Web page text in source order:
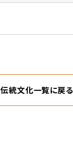
伝統文化一覧に戻る